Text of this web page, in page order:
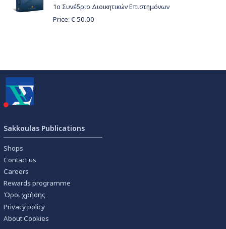
1ο Συνέδριο Διοικητικών Επιστημόνων
Price: € 50.00
Sakkoulas Publications
Shops
Contact us
Careers
Rewards programme
Όροι χρήσης
Privacy policy
About Cookies